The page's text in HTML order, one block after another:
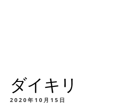
ダイキリ
2020年10月15日